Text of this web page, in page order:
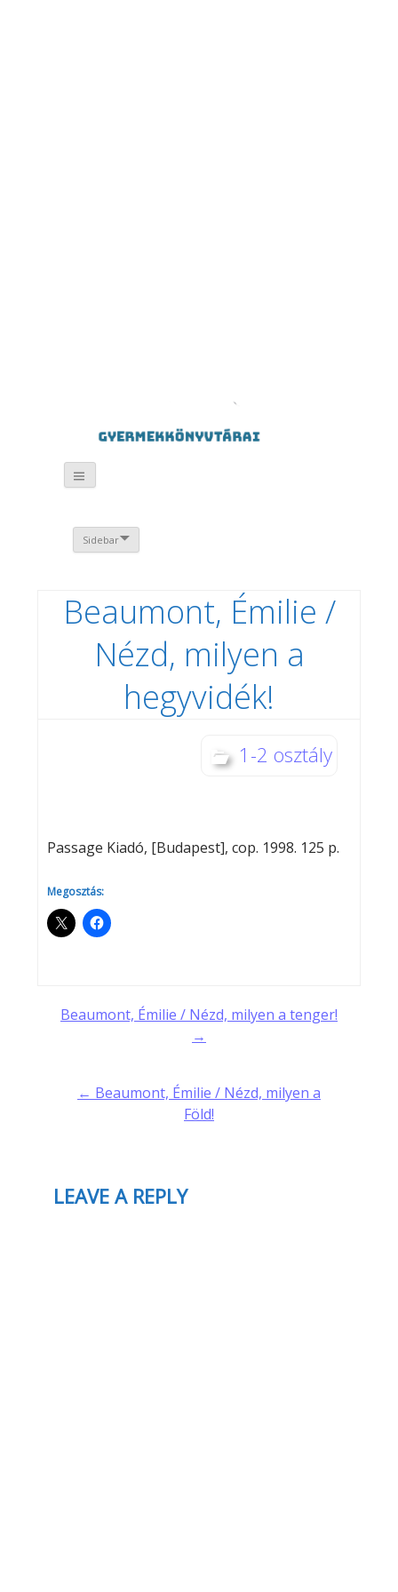
Sidebar
Beaumont, Émilie /
Nézd, milyen a
hegyvidék!
1-2 osztály
Passage Kiadó, [Budapest], cop. 1998. 125 p.
Megosztás:
Post
Beaumont, Émilie / Nézd, milyen a tenger!
→
← Beaumont, Émilie / Nézd, milyen a
Föld!
LEAVE A REPLY